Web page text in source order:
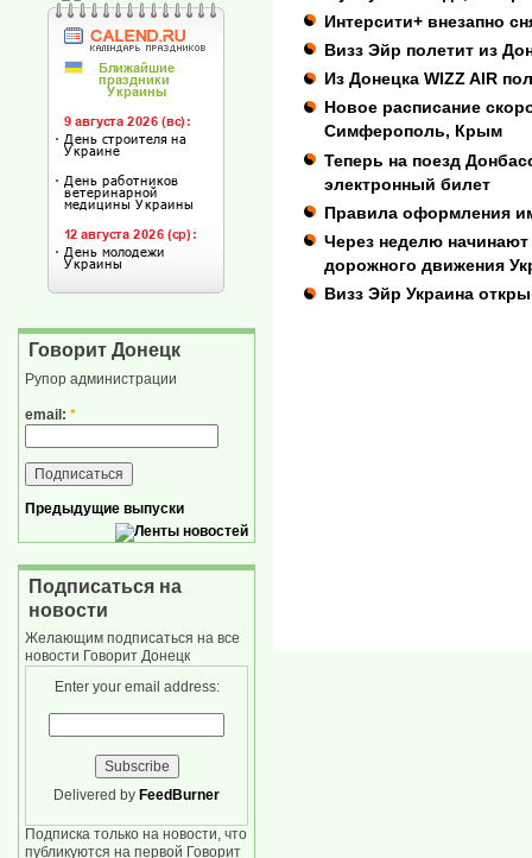
Интерсити+ внезапно
Визз Эйр полетит из
Из Донецка WIZZ AIR
Новое расписание
Симферополь, Крым
Теперь на поезд
электронный билет
Правила оформления
Через неделю
дорожного движения
Визз Эйр Украина
Говорит Донецк
Рупор администрации
email: *
Предыдущие выпуски
Подписаться на
новости
Желающим подписаться на все
новости Говорит Донецк
Enter your email address:
Delivered by FeedBurner
Подписка только на новости, что
публикуются на первой Говорит